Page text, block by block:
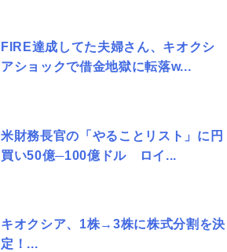
FIRE達成してた夫婦さん、キオクシ
アショックで借金地獄に転落w...
米財務長官の「やることリスト」に円
買い50億─100億ドル ロイ...
キオクシア、1株→3株に株式分割を決
定！...